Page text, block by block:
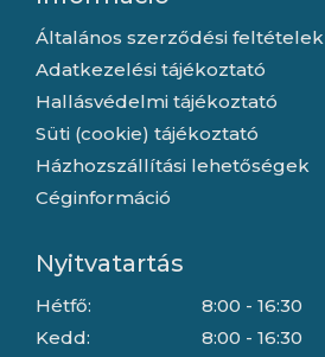
Általános szerződési feltételek
Adatkezelési tájékoztató
Hallásvédelmi tájékoztató
Süti (cookie) tájékoztató
Házhozszállítási lehetőségek
Céginformáció
Nyitvatartás
Hétfő:
Kedd:
8:00 - 16:30
8:00 - 16:30